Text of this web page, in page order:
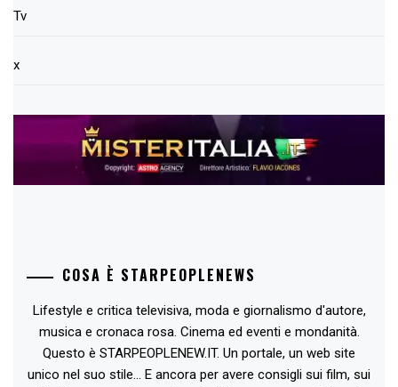
Tv
x
COSA È STARPEOPLENEWS
Lifestyle e critica televisiva, moda e giornalismo d'autore,
musica e cronaca rosa. Cinema ed eventi e mondanità.
Questo è STARPEOPLENEW.IT. Un portale, un web site
unico nel suo stile... E ancora per avere consigli sui film, sui